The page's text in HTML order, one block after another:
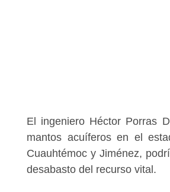
El ingeniero Héctor Porras
mantos acuíferos en el
Cuauhtémoc y Jiménez,
desabasto del recurso vital.